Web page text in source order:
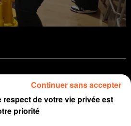
min 46 sec
( SOIR )
respect de votre vie privée est
priorité
Continuer sans accepter